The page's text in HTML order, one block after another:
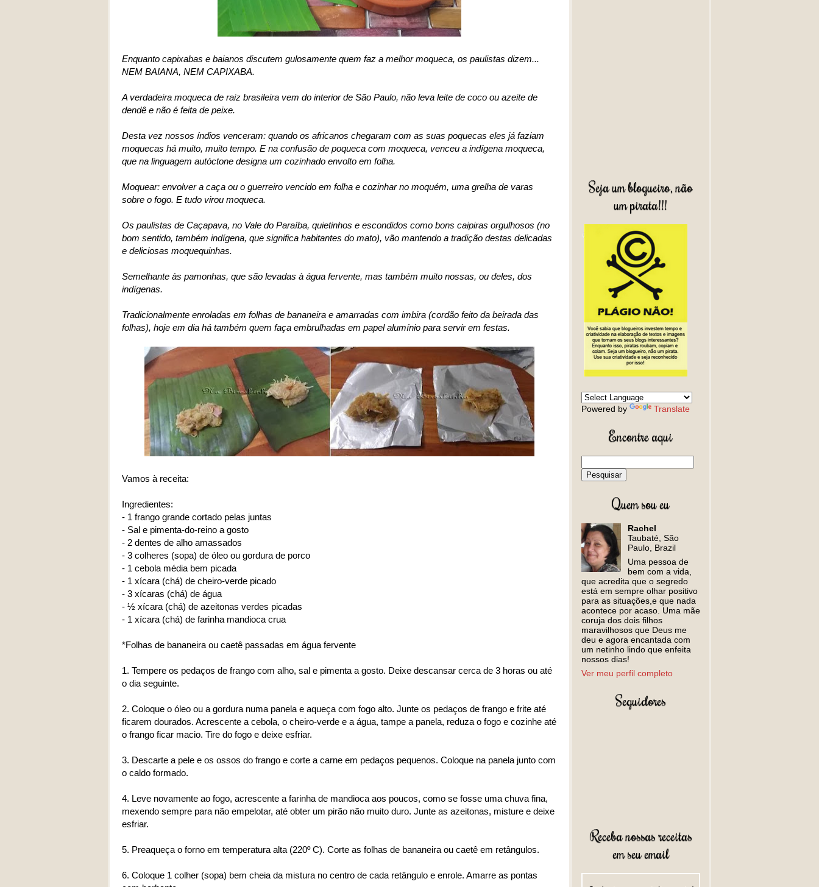
Enquanto capixabas e baianos discutem gulosamente quem faz a melhor moqueca, os paulistas dizem...
NEM BAIANA, NEM CAPIXABA.
A verdadeira moqueca de raiz brasileira vem do interior de São Paulo, não leva leite de coco ou azeite de
dendê e não é feita de peixe.
Desta vez nossos índios venceram: quando os africanos chegaram com as suas poquecas eles já faziam
moquecas há muito, muito tempo. E na confusão de poqueca com moqueca, venceu a indígena moqueca,
que na linguagem autóctone designa um cozinhado envolto em folha.
Moquear: envolver a caça ou o guerreiro vencido em folha e cozinhar no moquém, uma grelha de varas
sobre o fogo. E tudo virou moqueca.
Os paulistas de Caçapava, no Vale do Paraíba, quietinhos e escondidos como bons caipiras orgulhosos (no
bom sentido, também indígena, que significa habitantes do mato), vão mantendo a tradição destas delicadas
e deliciosas moquequinhas.
Semelhante às pamonhas, que são levadas à água fervente, mas também muito nossas, ou deles, dos
indígenas.
Tradicionalmente enroladas em folhas de bananeira e amarradas com imbira (cordão feito da beirada das
folhas), hoje em dia há também quem faça embrulhadas em papel alumínio para servir em festas.
Vamos à receita:
Ingredientes:
- 1 frango grande cortado pelas juntas
- Sal e pimenta-do-reino a gosto
- 2 dentes de alho amassados
- 3 colheres (sopa) de óleo ou gordura de porco
- 1 cebola média bem picada
- 1 xícara (chá) de cheiro-verde picado
- 3 xícaras (chá) de água
- ½ xícara (chá) de azeitonas verdes picadas
- 1 xícara (chá) de farinha mandioca crua
*Folhas de bananeira ou caetê passadas em água fervente
1. Tempere os pedaços de frango com alho, sal e pimenta a gosto. Deixe descansar cerca de 3 horas ou até
o dia seguinte.
2. Coloque o óleo ou a gordura numa panela e aqueça com fogo alto. Junte os pedaços de frango e frite até
ficarem dourados. Acrescente a cebola, o cheiro-verde e a água, tampe a panela, reduza o fogo e cozinhe até
o frango ficar macio. Tire do fogo e deixe esfriar.
3. Descarte a pele e os ossos do frango e corte a carne em pedaços pequenos. Coloque na panela junto com
o caldo formado.
4. Leve novamente ao fogo, acrescente a farinha de mandioca aos poucos, como se fosse uma chuva fina,
mexendo sempre para não empelotar, até obter um pirão não muito duro. Junte as azeitonas, misture e deixe
esfriar.
5. Preaqueça o forno em temperatura alta (220º C). Corte as folhas de bananeira ou caetê em retângulos.
6. Coloque 1 colher (sopa) bem cheia da mistura no centro de cada retângulo e enrole. Amarre as pontas
Seja um blogueiro, não
um pirata!!!
Powered by Translate
Encontre aqui
Quem sou eu
Rachel
Taubaté, São
Paulo, Brazil
Uma pessoa de
bem com a vida,
que acredita que o segredo
está em sempre olhar positivo
para as situações,e que nada
acontece por acaso. Uma mãe
coruja dos dois filhos
maravilhosos que Deus me
deu e agora encantada com
um netinho lindo que enfeita
nossos dias!
Ver meu perfil completo
Seguidores
Receba nossas receitas
em seu email